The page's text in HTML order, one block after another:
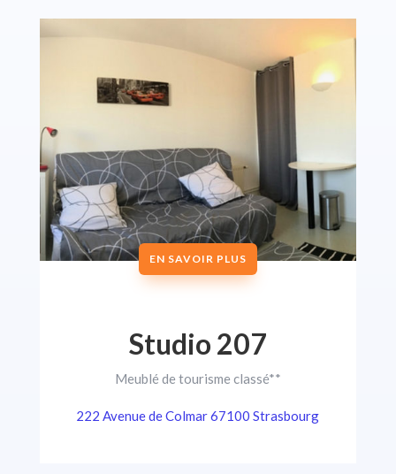
EN SAVOIR PLUS
Studio 207
Meublé de tourisme classé**
222 Avenue de Colmar 67100 Strasbourg